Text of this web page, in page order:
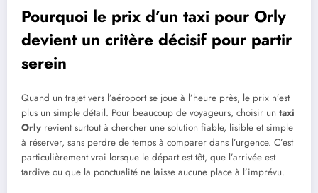
Pourquoi le prix d’un taxi pour Orly
devient un critère décisif pour partir
serein
Quand un trajet vers l’aéroport se joue à l’heure près, le prix n’est
plus un simple détail. Pour beaucoup de voyageurs, choisir un taxi
Orly revient surtout à chercher une solution fiable, lisible et simple
à réserver, sans perdre de temps à comparer dans l’urgence. C’est
particulièrement vrai lorsque le départ est tôt, que l’arrivée est
tardive ou que la ponctualité ne laisse aucune place à l’imprévu.